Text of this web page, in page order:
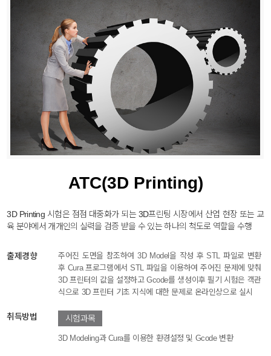
ATC(3D Printing)
3D Printing 시험은 점점 대중화가 되는 3D프린팅 시장에서 산업 현장 또는 교
육 분야에서 개개인의 실력을 검증 받을 수 있는 하나의 척도로 역할을 수행
출제경향
주어진 도면을 참조하여 3D Model을 작성 후 STL 파일로 변환
후 Cura 프로그램에서 STL 파일을 이용하여 주어진 문제에 맞춰
3D 프린터의 값을 설정하고 Gcode를 생성이후 필기 시험은 객관
식으로 3D 프린터 기초 지식에 대한 문제로 온라인상으로 실시
취득방법 시험과목
3D Modeling과 Cura를 이용한 환경설정 및 Gcode 변환